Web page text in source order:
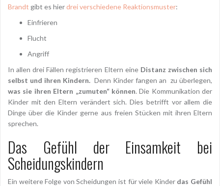
Brandt gibt es hierdrei verschiedene Reaktionsmuster:
Einfrieren
Flucht
Angriff
In allen drei Fällen registrieren Eltern eine Distanz zwischen sich
selbst und ihren Kindern. Denn Kinder fangen an zu überlegen,
was sie ihren Eltern „zumuten“ können. Die Kommunikation der
Kinder mit den Eltern verändert sich. Dies betrifft vor allem die
Dinge über die Kinder gerne aus freien Stücken mit ihren Eltern
sprechen.
Das Gefühl der Einsamkeit bei
Scheidungskindern
Ein weitere Folge von Scheidungen ist für viele Kinder das Gefühl